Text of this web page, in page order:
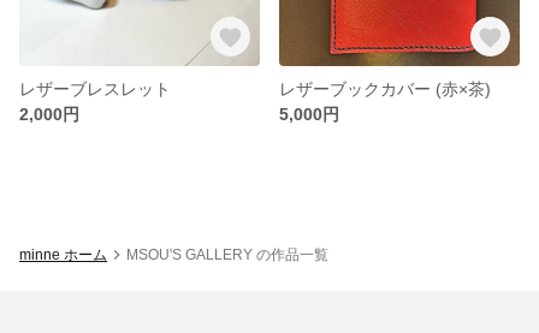
レザーブレスレット
2,000円
レザーブックカバー (赤×茶)
5,000円
minne ホーム MSOU'S GALLERY の作品一覧